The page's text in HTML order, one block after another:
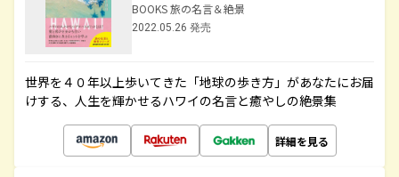
BOOKS 旅の名言＆絶景
2022.05.26 発売
世界を４０年以上歩いてきた「地球の歩き方」があなたにお届
けする、人生を輝かせるハワイの名言と癒やしの絶景集
詳細を見る